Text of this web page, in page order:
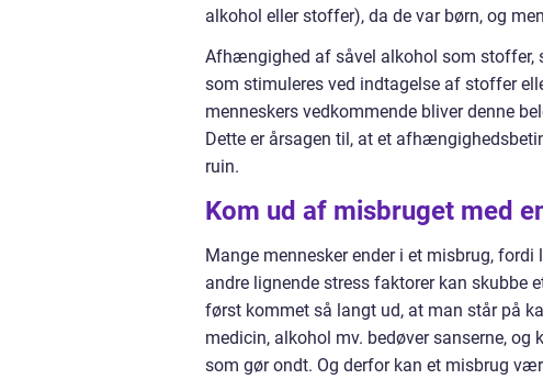
alkohol eller stoffer), da de var børn, og
Afhængighed af såvel alkohol som stoffer,
som stimuleres ved indtagelse af stoffer
menneskers vedkommende bliver denne
Dette er årsagen til, at et
ruin.
Kom ud af misbruget med
Mange mennesker ender i et misbrug,
andre lignende stress faktorer kan skubbe
først kommet så langt ud, at man står på
medicin, alkohol mv. bedøver sanserne,
som gør ondt. Og derfor kan et misbrug